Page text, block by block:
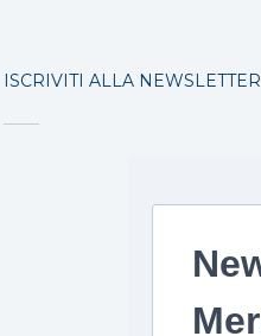
ISCRIVITI ALLA NEWSLETTER